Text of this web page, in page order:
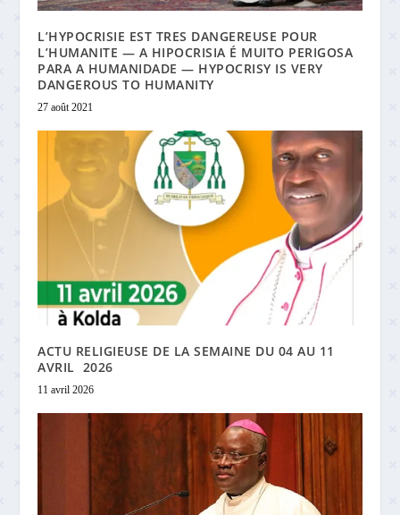
L’HYPOCRISIE EST TRES DANGEREUSE POUR
L’HUMANITE — A HIPOCRISIA É MUITO PERIGOSA
PARA A HUMANIDADE — HYPOCRISY IS VERY
DANGEROUS TO HUMANITY
27 août 2021
ACTU RELIGIEUSE DE LA SEMAINE DU 04 AU 11
AVRIL 2026
11 avril 2026